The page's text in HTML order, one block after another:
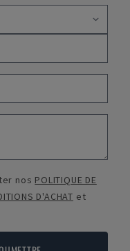
nos POLITIQUE DE
D'ACHAT et